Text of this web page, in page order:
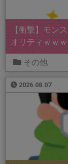
【衝撃】モン
オリティｗｗｗ
その他
2026.08.07